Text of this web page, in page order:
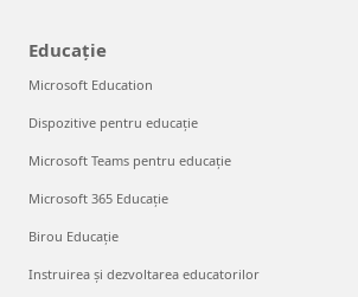
Educație
Microsoft Education
Dispozitive pentru educație
Microsoft Teams pentru educație
Microsoft 365 Educație
Birou Educație
Instruirea și dezvoltarea educatorilor